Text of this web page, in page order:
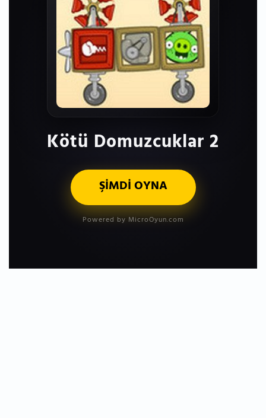
Kötü Domuzcuklar 2
ŞİMDİ OYNA
Powered by MicroOyun.com